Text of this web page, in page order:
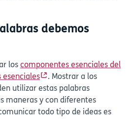
debemos
los componentes esenciales del
esenciales
. Mostrar a los
utilizar estas palabras
maneras y con diferentes
todo tipo de ideas es